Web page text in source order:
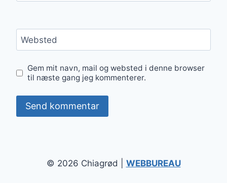
Websted
Gem mit navn, mail og websted i denne browser
til næste gang jeg kommenterer.
© 2026 Chiagrød | WEBBUREAU